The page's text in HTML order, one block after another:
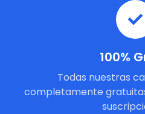
100%
Todas nuestras
completamente